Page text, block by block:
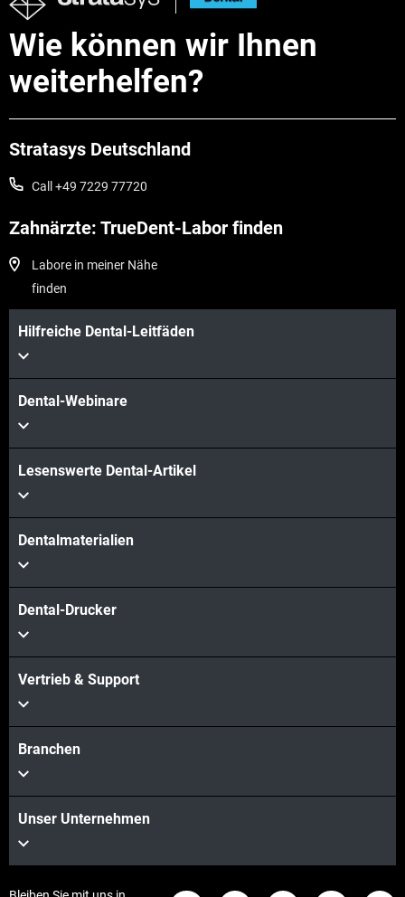
Mehr sehen
Mehr sehen
Wie können wir Ihnen
weiterhelfen?
Stratasys Deutschland
Call +49 7229 77720
Zahnärzte: TrueDent-Labor finden
Labore in meiner Nähe
finden
Hilfreiche Dental-Leitfäden
Dental-Webinare
Lesenswerte Dental-Artikel
Dentalmaterialien
Dental-Drucker
Vertrieb & Support
Branchen
Unser Unternehmen